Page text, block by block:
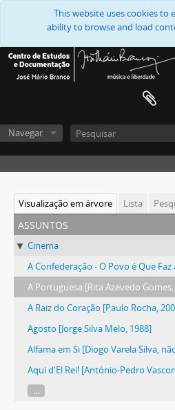
This website uses cookies to
ability to browse and load
Navegar
Visualização em árvore Lista
assuntos
Cinema
A Portuguesa [Rita Azevedo Gomes,
A Raiz do Coração [Paulo Rocha,
Agosto [Jorge Silva Melo, 1988]
Alfama em Si [Diogo Varela Silva,
Aqui d'El Rei! [António-Pedro
...